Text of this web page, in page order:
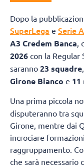
Dopo la
SuperLega e Serie
A3 Credem Banca
2026 con la Regular
saranno 23 squadre
Girone Bianco e 11
Una prima piccola
disputeranno tra
Girone, mentre dai
incrociare
raggruppamento.
che sarà